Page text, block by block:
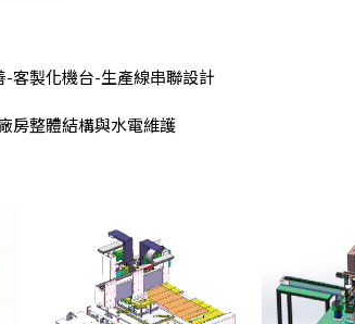
客製化機台-生產線串聯設計
房整體結構與水電維護